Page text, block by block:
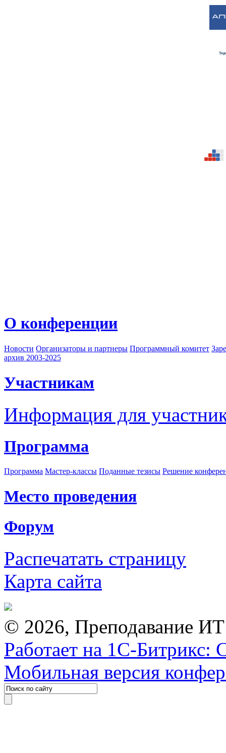
О конференции
Новости Организаторы и партнеры Программный комитет
архив 2003-2025
Участникам
Информация для
Программа
Программа Мастер-классы Поданные тезисы Решение
Место проведения
Форум
Распечатать страницу
Карта сайта
© 2026, Преподавание
Работает на 1С-Битрикс:
Мобильная версия